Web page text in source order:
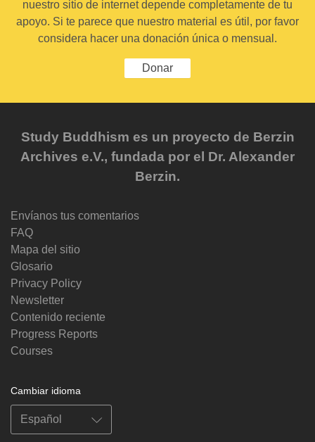
nuestro sitio de internet depende completamente de tu
apoyo. Si te parece que nuestro material es útil, por favor
considera hacer una donación única o mensual.
Donar
Study Buddhism es un proyecto de Berzin
Archives e.V., fundada por el Dr. Alexander
Berzin.
Envíanos tus comentarios
FAQ
Mapa del sitio
Glosario
Privacy Policy
Newsletter
Contenido reciente
Progress Reports
Courses
Cambiar idioma